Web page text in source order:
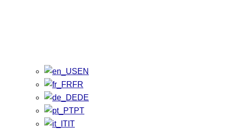
EN
FR
DE
PT
IT